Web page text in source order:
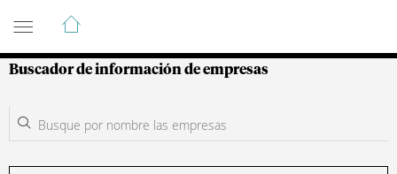
Guía de Empresas Colombianas
Buscador de información de empresas